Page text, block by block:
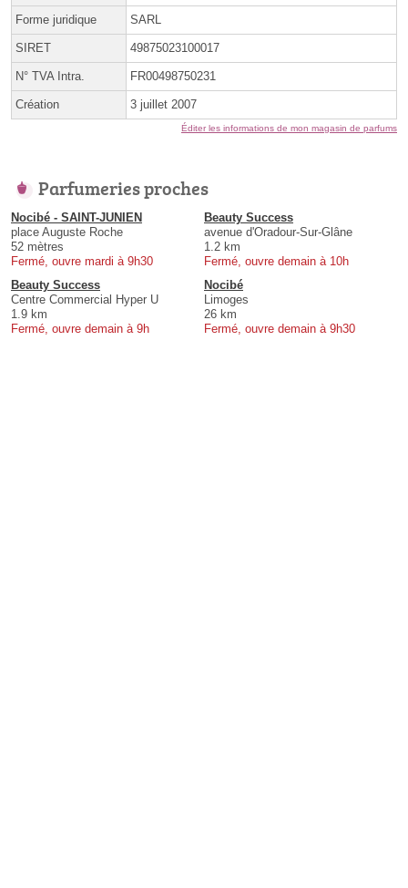
Forme juridique SARL
SIRET 49875023100017
N° TVA Intra. FR00498750231
Création 3 juillet 2007
Éditer les informations de mon magasin de parfums
Parfumeries proches
Nocibé - SAINT-JUNIEN
place Auguste Roche
52 mètres
Fermé, ouvre mardi à 9h30
Beauty Success
avenue d'Oradour-Sur-Glâne
1.2 km
Fermé, ouvre demain à 10h
Beauty Success
Centre Commercial Hyper U
1.9 km
Fermé, ouvre demain à 9h
Nocibé
Limoges
26 km
Fermé, ouvre demain à 9h30